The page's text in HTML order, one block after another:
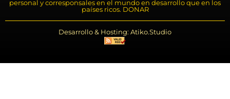
personal y corresponsales en el mundo en desarrollo que en los
países ricos. DONAR
Desarrollo & Hosting: Atiko.Studio